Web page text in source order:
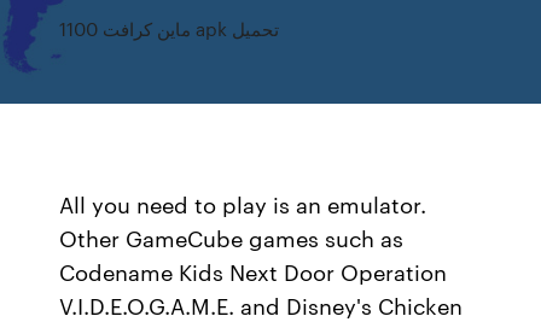
ماين كرافت 1100 apk تحميل
All you need to play is an emulator.
Other GameCube games such as
Codename Kids Next Door Operation
V.I.D.E.O.G.A.M.E. and Disney's Chicken